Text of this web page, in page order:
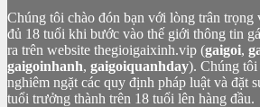
Chúng tôi chào đón bạn với lòng trân trọng
đủ 18 tuổi khi bước vào thế giới thông tin
ra trên website thegioigaixinh.vip (gaigoi,
gaigoinhanh, gaigoiquanhday). Chúng tôi
nghiêm ngặt các quy định pháp luật và đặt
tuổi trưởng thành trên 18 tuổi lên hàng đầu.